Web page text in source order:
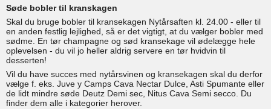
Søde bobler til kranskagen
Skal du bruge bobler til kransekagen Nytårsaften kl. 24.00 - eller til
en anden festlig lejlighed, så er det vigtigt, at du vælger bobler med
sødme. En tør champagne og sød kransekage vil ødelægge hele
oplevelsen - du vil jo heller aldrig servere en tør hvidvin til
desserten!
Vil du have succes med nytårsvinen og kransekagen skal du derfor
vælge f. eks. Juve y Camps Cava Nectar Dulce, Asti Spumante eller
de lidt mindre søde Deutz Demi sec, Nitus Cava Semi secco. Du
finder dem alle i kategorier herover.